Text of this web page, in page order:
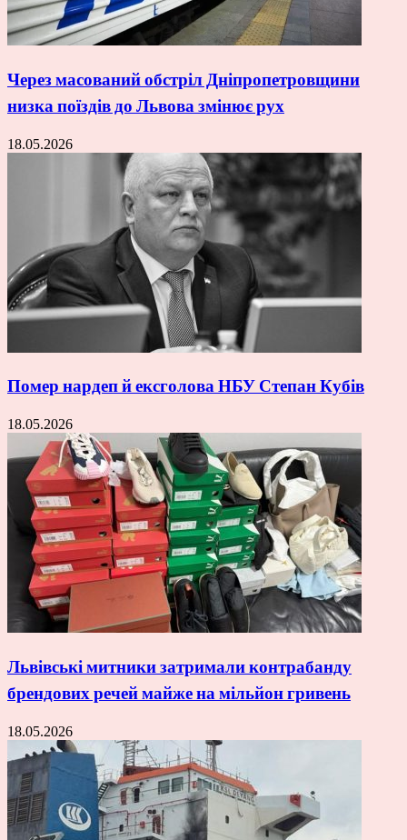
Через масований обстріл Дніпропетровщини
низка поїздів до Львова змінює рух
18.05.2026
Помер нардеп й ексголова НБУ Степан Кубів
18.05.2026
Львівські митники затримали контрабанду
брендових речей майже на мільйон гривень
18.05.2026